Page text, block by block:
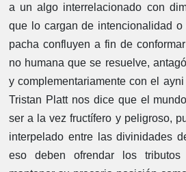
a un algo interrelacionado con
que lo cargan de intencionalidad
pacha confluyen a fin de
no humana que se resuelve,
y complementariamente con el
Tristan Platt nos dice que el
ser a la vez fructífero y peligroso,
interpelado entre las divinidades
eso deben ofrendar los